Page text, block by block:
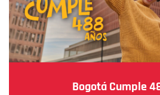
Bogotá Cumple